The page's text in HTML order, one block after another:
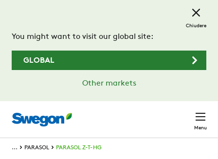
You might want to visit our global site:
GLOBAL
Other markets
Chiudere
Menu
... PARASOL PARASOL Z-T-HG